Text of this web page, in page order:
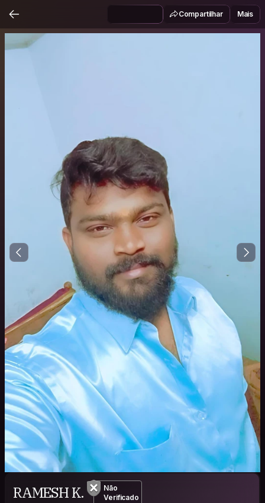
Compartilhar Mais
RAMESH K.
Não
Verificado